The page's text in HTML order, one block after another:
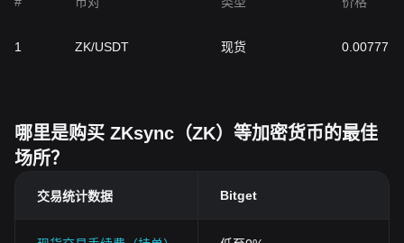
1 ZK/USDT 现货 0.00777
哪里是购买 ZKsync（ZK）等加密货币的最佳
场所？
交易统计数据 Bitget